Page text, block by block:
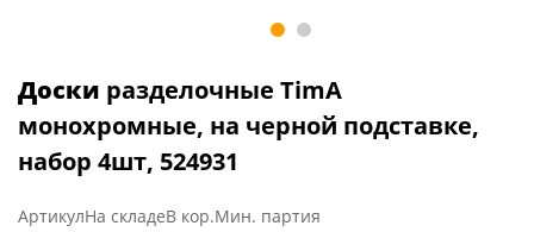
Доски разделочные TimA
монохромные, на черной подставке,
набор 4шт, 524931
АртикулНа складеВ кор.Мин. партия